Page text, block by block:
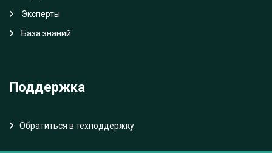
Эксперты
База знаний
Поддержка
Обратиться в техподдержку